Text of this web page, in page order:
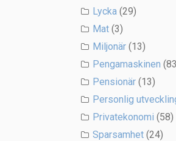
Lycka (29)
Mat (3)
Miljonär (13)
Pengamaskinen
Pensionär (13)
Personlig
Privatekonomi (58)
Sparsamhet (24)